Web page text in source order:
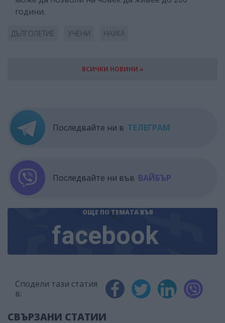
години.
ДЪЛГОЛЕТИЕ УЧЕНИ НАУКА
ВСИЧКИ НОВИНИ »
Последвайте ни в ТЕЛЕГРАМ
Последвайте ни във ВАЙБЪР
ОЩЕ ПО ТЕМАТА ВЪВ
facebook
Сподели тази статия
в:
СВЪРЗАНИ СТАТИИ